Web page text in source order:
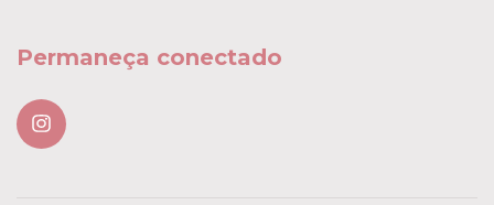
Permaneça conectado